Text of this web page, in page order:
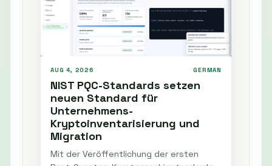
AUG 4, 2026 GERMAN
NIST PQC-Standards setzen
neuen Standard für
Unternehmens-
Kryptoinventarisierung und
Migration
Mit der Veröffentlichung der ersten